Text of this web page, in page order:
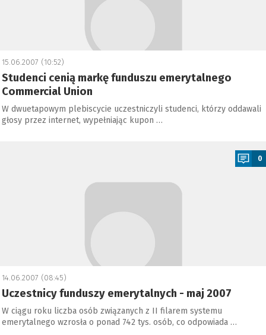
15.06.2007 (10:52)
Studenci cenią markę funduszu emerytalnego
Commercial Union
W dwuetapowym plebiscycie uczestniczyli studenci, którzy oddawali
głosy przez internet, wypełniając kupon …
0
14.06.2007 (08:45)
Uczestnicy funduszy emerytalnych - maj 2007
W ciągu roku liczba osób związanych z II filarem systemu
emerytalnego wzrosła o ponad 742 tys. osób, co odpowiada …